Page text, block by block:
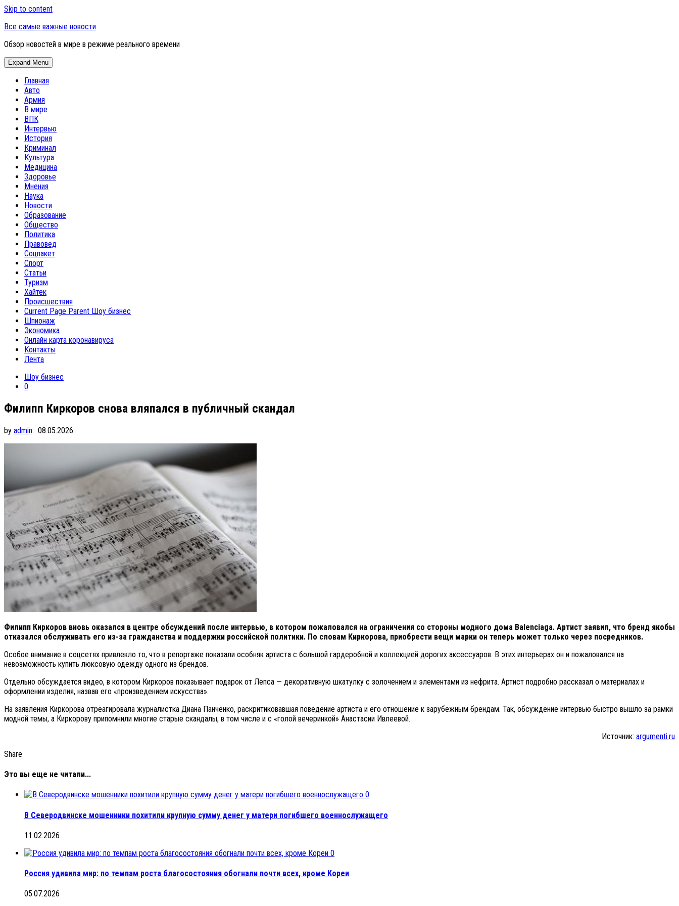
Skip to content
Все самые важные новости
Обзор новостей в мире в режиме реального времени
Expand Menu
Главная
Авто
Армия
В мире
ВПК
Интервью
История
Криминал
Культура
Медицина
Здоровье
Мнения
Наука
Новости
Образование
Общество
Политика
Правовед
Соцпакет
Спорт
Статьи
Туризм
Хайтек
Происшествия
Current Page Parent Шоу бизнес
Шпионаж
Экономика
Онлайн карта коронавируса
Контакты
Лента
Шоу бизнес
0
Филипп Киркоров снова вляпался в публичный скандал
by admin · 08.05.2026
Филипп Киркоров вновь оказался в центре обсуждений после интервью, в котором пожаловался на ограничения со стороны модного дома Balenciaga. Артист заявил, что бренд якобы
отказался обслуживать его из-за гражданства и поддержки российской политики. По словам Киркорова, приобрести вещи марки он теперь может только через посредников.
Особое внимание в соцсетях привлекло то, что в репортаже показали особняк артиста с большой гардеробной и коллекцией дорогих аксессуаров. В этих интерьерах он и пожаловался на
невозможность купить люксовую одежду одного из брендов.
Отдельно обсуждается видео, в котором Киркоров показывает подарок от Лепса — декоративную шкатулку с золочением и элементами из нефрита. Артист подробно рассказал о материалах и
оформлении изделия, назвав его «произведением искусства».
На заявления Киркорова отреагировала журналистка Диана Панченко, раскритиковавшая поведение артиста и его отношение к зарубежным брендам. Так, обсуждение интервью быстро вышло за рамки
модной темы, а Киркорову припомнили многие старые скандалы, в том числе и с «голой вечеринкой» Анастасии Ивлеевой.
Источник: argumenti.ru
Share
Это вы еще не читали...
0
В Северодвинске мошенники похитили крупную сумму денег у матери погибшего военнослужащего
11.02.2026
0
Россия удивила мир: по темпам роста благосостояния обогнали почти всех, кроме Кореи
05.07.2026